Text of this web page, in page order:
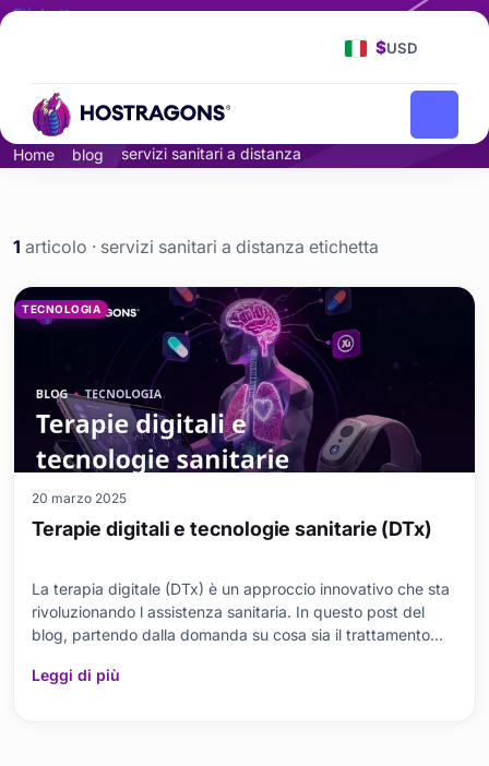
$USD
Etichetta
distanza
Home blog servizi sanitari a distanza
1 articolo · servizi sanitari a distanza etichetta
servizi sanitari a
TECNOLOGIA
20 marzo 2025
Terapie digitali e tecnologie sanitarie (DTx)
La terapia digitale (DTx) è un approccio innovativo che sta
rivoluzionando l assistenza sanitaria. In questo post del
blog, partendo dalla domanda su cosa sia il trattamento
sanitaria, sugli effetti dei metodi di trattamento e sui
Leggi di più